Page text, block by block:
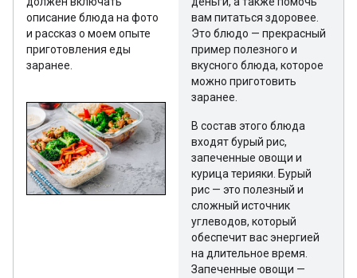
описание блюда на фото
и рассказ о моем опыте
приготовления еды
заранее.
вам питаться здоровее.
Это блюдо — прекрасный
пример полезного и
вкусного блюда, которое
можно приготовить
заранее.
В состав этого блюда
входят бурый рис,
запеченные овощи и
курица терияки. Бурый
рис — это полезный и
сложный источник
углеводов, который
обеспечит вас энергией
на длительное время.
Запеченные овощи —